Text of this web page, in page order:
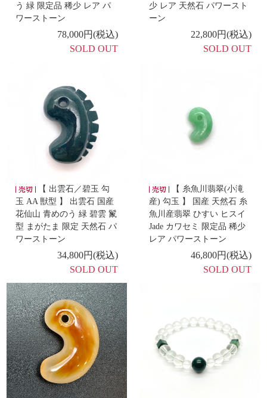
4/21
-新着商品 -
【 乙女鉱山水晶 勾玉 特大 AA 大麻紐ペンダント 】
出雲石／碧玉 ブレスレット AA 】
4/17
-新着商品 -
【 黒平産水晶 勾玉 大 獣型 】
-新着商品 -
【 糸魚川翡翠 樽玉 × 天然水晶 ブレスレット 】
4/15
-新着商品 -
【 隠岐の島産黒曜石 勾玉 大 巴型 】
4/14
-新着商品 -
【 ブラックゴールドルチルクォーツ / 神代楢 ブレ
スレット 】
4/11
-新着商品 -
【 糸魚川翡翠 小滝入りコン沢産 勾玉 巴型 】
-新着商品 -
う 緑 限定品 稀少 レア パ
ワーストーン
78,000円(税込)
SOLD OUT
少 レア 天然石 パワースト
ーン
22,800円(税込)
SOLD OUT
【 出雲石／碧玉 勾
玉 AA 獣型 】 出雲石 国産
花仙山 青めのう 緑 碧雲 鬣
型 まがたま 限定 天然石 パ
ワーストーン
34,800円(税込)
SOLD OUT
【 糸魚川翡翠(小滝
産) 勾玉 】 国産 天然石 糸
魚川産翡翠 ひすい ヒスイ
Jade カワセミ 限定品 稀少
レア パワーストーン
46,800円(税込)
SOLD OUT